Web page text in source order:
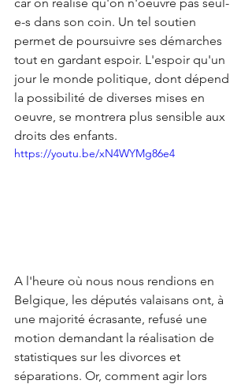
e-s dans son coin. Un tel soutien
permet de poursuivre ses démarches
tout en gardant espoir. L'espoir qu'un
jour le monde politique, dont dépend
la possibilité de diverses mises en
oeuvre, se montrera plus sensible aux
droits des enfants.
https://youtu.be/xN4WYMg86e4
A l'heure où nous nous rendions en
Belgique, les députés valaisans ont, à
une majorité écrasante, refusé une
motion demandant la réalisation de
statistiques sur les divorces et
séparations. Or, comment agir lors